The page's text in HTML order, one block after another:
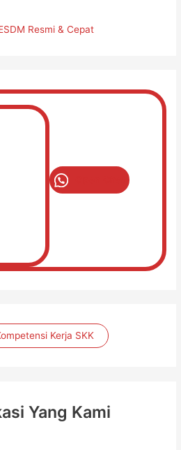
Resmi & Cepat
Kerja SKK
Yang Kami